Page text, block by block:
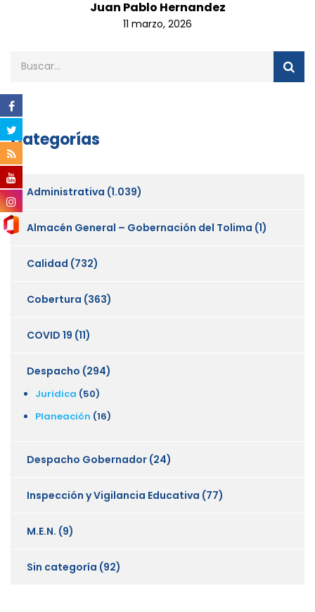
Juan Pablo Hernandez
11 marzo, 2026
Categorías
Administrativa (1.039)
Almacén General – Gobernación del Tolima (1)
Calidad (732)
Cobertura (363)
COVID 19 (11)
Despacho (294)
Juridica (50)
Planeación (16)
Despacho Gobernador (24)
Inspección y Vigilancia Educativa (77)
M.E.N. (9)
Sin categoría (92)